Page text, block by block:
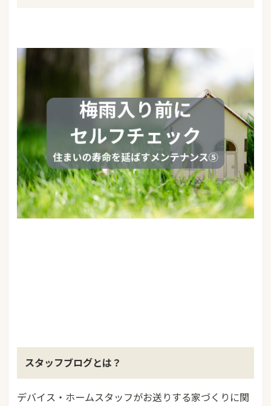
スタッフブログとは？
デバイス・ホームスタッフがお送りする家づくりに関